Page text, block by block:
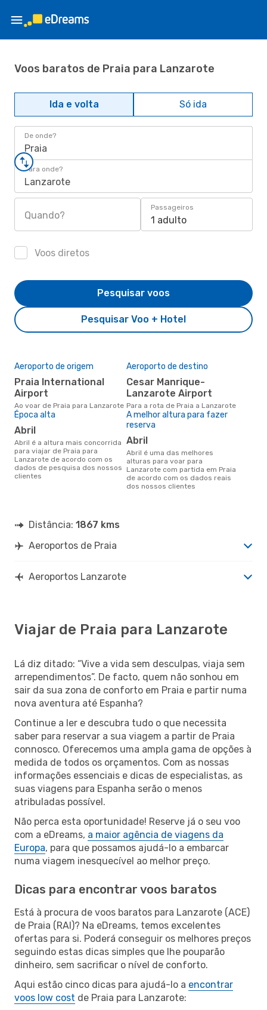
Voos baratos de Praia para Lanzarote
Ida e volta Só ida
De onde?
Praia
Para onde?
Lanzarote
Quando?
Passageiros
1 adulto
Voos diretos
Pesquisar Voo + Hotel
Pesquisar voos
Aeroporto de origem
Praia International
Airport
Ao voar de Praia para Lanzarote
Aeroporto de destino
Cesar Manrique-
Lanzarote Airport
Para a rota de Praia a Lanzarote
Época alta
abril
abril é a altura mais concorrida
para viajar de Praia para
Lanzarote de acordo com os
dados de pesquisa dos nossos
clientes
A melhor altura para fazer
reserva
abril
abril é uma das melhores
alturas para voar para
Lanzarote com partida em Praia
de acordo com os dados reais
dos nossos clientes
Distância: 1867 kms
Aeroportos de Praia
Aeroportos Lanzarote
Viajar de Praia para Lanzarote
Lá diz ditado: “Vive a vida sem desculpas, viaja sem
arrependimentos”. De facto, quem não sonhou em
sair da sua zona de conforto em Praia e partir numa
nova aventura até Espanha?
Continue a ler e descubra tudo o que necessita
saber para reservar a sua viagem a partir de Praia
connosco. Oferecemos uma ampla gama de opções à
medida de todos os orçamentos. Com as nossas
informações essenciais e dicas de especialistas, as
suas viagens para Espanha serão o menos
atribuladas possível.
Não perca esta oportunidade! Reserve já o seu voo
com a eDreams, a maior agência de viagens da
Europa, para que possamos ajudá-lo a embarcar
numa viagem inesquecível ao melhor preço.
Dicas para encontrar voos baratos
Está à procura de voos baratos para Lanzarote (ACE)
de Praia (RAI)? Na eDreams, temos excelentes
ofertas para si. Poderá conseguir os melhores preços
seguindo estas dicas simples que lhe pouparão
dinheiro, sem sacrificar o nível de conforto.
Aqui estão cinco dicas para ajudá-lo a encontrar
voos low cost de Praia para Lanzarote: